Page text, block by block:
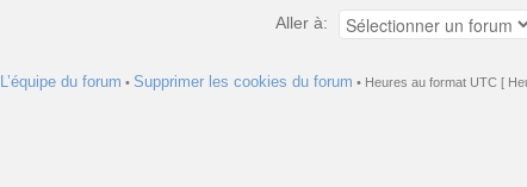
Aller à:
L’équipe du forum • Supprimer les cookies du forum • Heures au format UTC [